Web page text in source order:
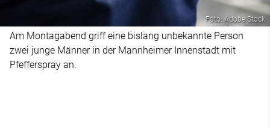
Foto: Adobe Stock
Am Montagabend griff eine bislang unbekannte Person
zwei junge Männer in der Mannheimer Innenstadt mit
Pfefferspray an.